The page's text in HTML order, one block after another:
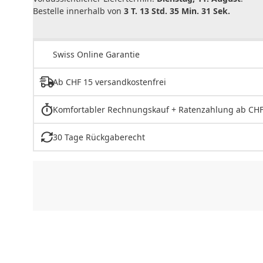
Bestelle innerhalb von 3 T. 13 Std. 35 Min. 31 Sek.
Swiss Online Garantie
Ab CHF 15 versandkostenfrei
Komfortabler Rechnungskauf + Ratenzahlung ab
30 Tage Rückgaberecht